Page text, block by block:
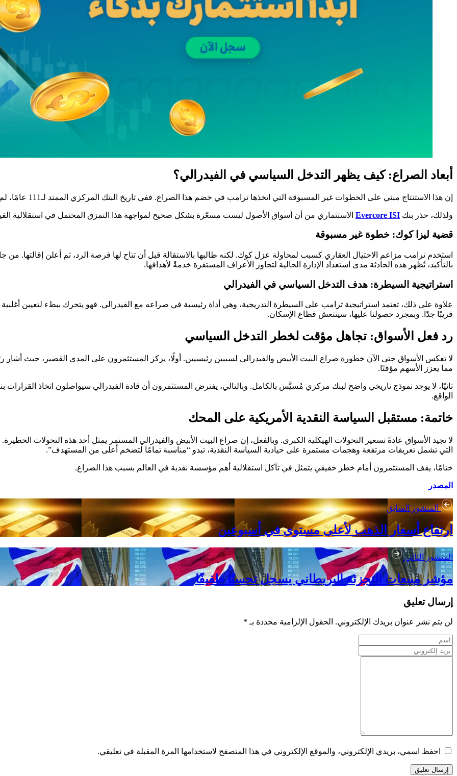
أبعاد الصراع: كيف يظهر التدخل السياسي في الفيدرالي؟
إن هذا الاستنتاج مبني على الخطوات غير المسبوقة التي اتخذها ترامب في خضم هذا الصراع. ففي تاريخ البنك المركزي الممتد لـ111 عامًا، لم يحاول أي رئيس عزل أحد المحافظين.
ولذلك، حذر بنك Evercore ISI الاستثماري من أن أسواق الأصول ليست مسعّرة بشكل صحيح لمواجهة هذا التمزق المحتمل في استقلالية
قضية ليزا كوك: خطوة غير مسبوقة
استخدم ترامب مزاعم الاحتيال العقاري كسبب لمحاولة عزل كوك. لكنه طالبها بالاستقالة قبل أن تتاح لها فرصة الرد، ثم أعلن إقالتها. من
بالتأكيد، تُظهر هذه الحادثة مدى استعداد الإدارة الحالية لتجاوز الأعراف المستقرة خدمةً لأهدافها.
استراتيجية السيطرة: هدف التدخل السياسي في الفيدرالي
علاوة على ذلك، تعتمد استراتيجية ترامب على السيطرة التدريجية، وهي أداة رئيسية في صراعه مع الفيدرالي. فهو يتحرك ببطء لتعيين
قريبًا جدًا. وبمجرد حصولنا عليها، سينتعش قطاع الإسكان.
رد فعل الأسواق: تجاهل مؤقت لخطر التدخل السياسي
لا تعكس الأسواق حتى الآن خطورة صراع البيت الأبيض والفيدرالي لسببين رئيسيين. أولًا، يركز المستثمرون على المدى القصير، حيث أشار
مما يعزز الأسهم مؤقتًا.
ثانيًا، لا يوجد نموذج تاريخي واضح لبنك مركزي مُسيَّس بالكامل. وبالتالي، يفترض المستثمرون أن قادة الفيدرالي سيواصلون اتخاذ القرارات
الواقع.
خاتمة: مستقبل السياسة النقدية الأمريكية على المحك
لا تجيد الأسواق عادةً تسعير التحولات الهيكلية الكبرى. وبالفعل، إن صراع البيت الأبيض والفيدرالي المستمر يمثل أحد هذه التحولات
التي تشمل تعريفات مرتفعة وهجمات مستمرة على حيادية السياسة النقدية، تبدو “مناسبة تمامًا لتضخم أعلى من المستهدف”.
ختامًا، يقف المستثمرون أمام خطر حقيقي يتمثل في تآكل استقلالية أهم مؤسسة نقدية في العالم بسبب هذا الصراع.
المصدر
المنشور السابق
ارتفاع أسعار الذهب لأعلى مستوى في أسبوعين
المنشور التالي
مؤشر مبيعات التجزئة البريطاني يسجل تحسنًا طفيفًا
إرسال تعليق
لن يتم نشر عنوان بريدك الإلكتروني. الحقول الإلزامية محددة بـ *
احفظ اسمي، بريدي الإلكتروني، والموقع الإلكتروني في هذا المتصفح لاستخدامها المرة المقبلة في تعليقي.
إرسال تعليق